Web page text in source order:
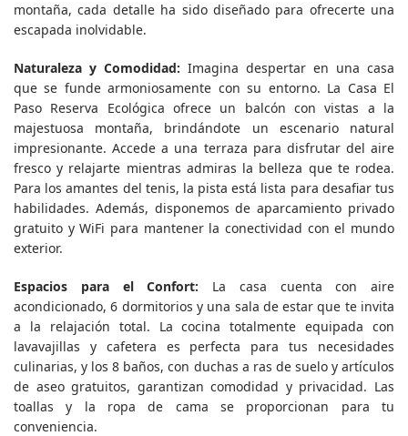
montaña, cada detalle ha sido diseñado para ofrecerte una
escapada inolvidable.
Naturaleza y Comodidad: Imagina despertar en una casa
que se funde armoniosamente con su entorno. La Casa El
Paso Reserva Ecológica ofrece un balcón con vistas a la
majestuosa montaña, brindándote un escenario natural
impresionante. Accede a una terraza para disfrutar del aire
fresco y relajarte mientras admiras la belleza que te rodea.
Para los amantes del tenis, la pista está lista para desafiar tus
habilidades. Además, disponemos de aparcamiento privado
gratuito y WiFi para mantener la conectividad con el mundo
exterior.
Espacios para el Confort: La casa cuenta con aire
acondicionado, 6 dormitorios y una sala de estar que te invita
a la relajación total. La cocina totalmente equipada con
lavavajillas y cafetera es perfecta para tus necesidades
culinarias, y los 8 baños, con duchas a ras de suelo y artículos
de aseo gratuitos, garantizan comodidad y privacidad. Las
toallas y la ropa de cama se proporcionan para tu
conveniencia.